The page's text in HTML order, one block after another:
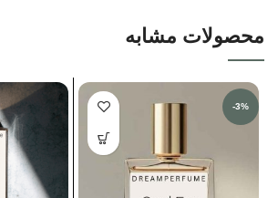
محصولات مشابه
-3%